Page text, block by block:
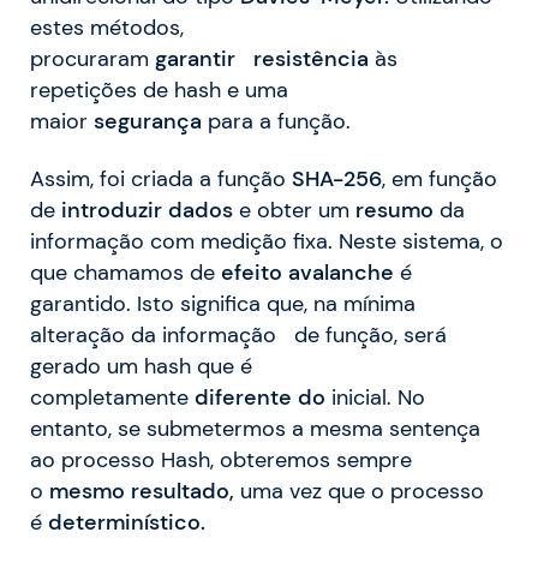
estes métodos,
procuraram garantir resistência às
repetições de hash e uma
maior segurança para a função.
Assim, foi criada a função SHA-256, em função
de introduzir dados e obter um resumo da
informação com medição fixa. Neste sistema, o
que chamamos de efeito avalanche é
garantido. Isto significa que, na mínima
alteração da informação de função, será
gerado um hash que é
completamente diferente do inicial. No
entanto, se submetermos a mesma sentença
ao processo Hash, obteremos sempre
o mesmo resultado, uma vez que o processo
é determinístico.